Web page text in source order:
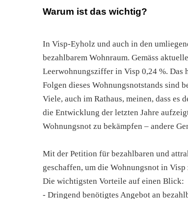
Warum ist das wichtig?
In Visp-Eyholz und auch in den
bezahlbarem Wohnraum. Gemäss
Leerwohnungsziffer in Visp 0,24 %. Das
Folgen dieses Wohnungsnotstands sind
Viele, auch im Rathaus, meinen, dass
die Entwicklung der letzten Jahre
Wohnungsnot zu bekämpfen – andere
Mit der Petition für bezahlbaren und
geschaffen, um die Wohnungsnot in Visp
Die wichtigsten Vorteile auf einen Blick:
- Dringend benötigtes Angebot an